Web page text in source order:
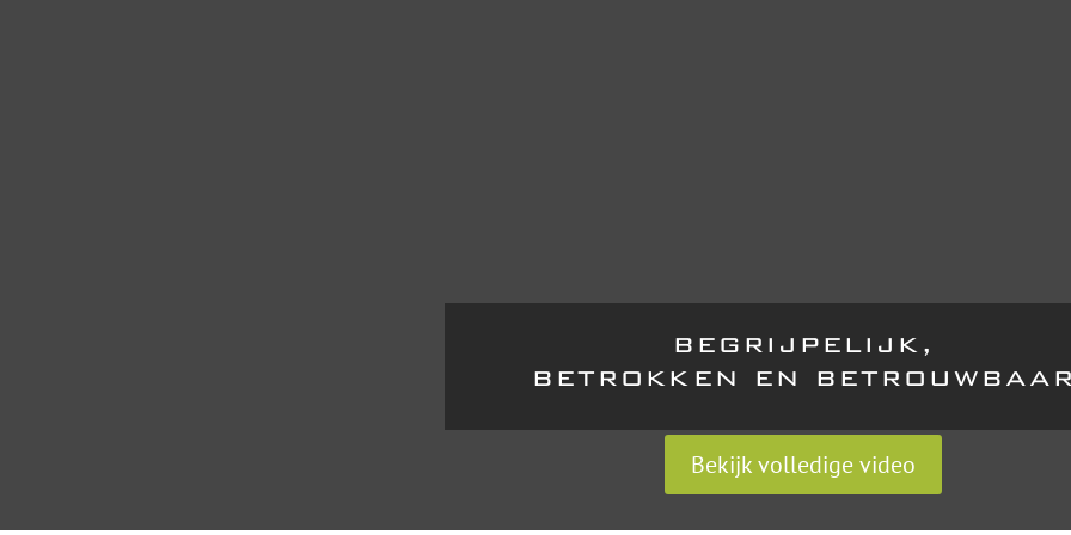
begrijpelijk,
betrokken en
Bekijk volledige video